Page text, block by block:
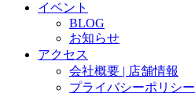
イベント
BLOG
お知らせ
アクセス
会社概要 | 店舗情報
プライバシーポリシー